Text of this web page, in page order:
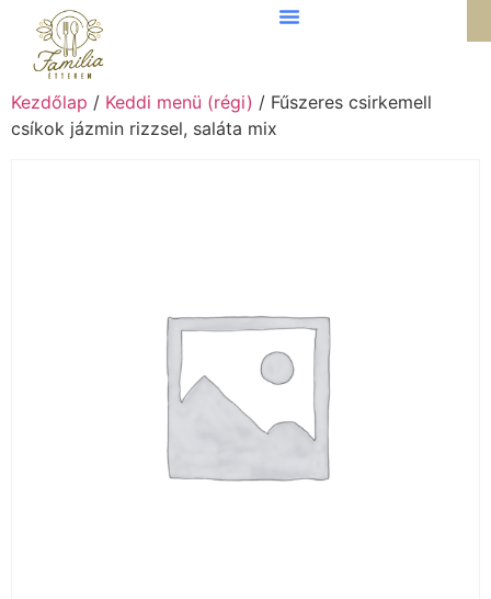
Kezdőlap / Keddi menü (régi) / Fűszeres csirkemell
csíkok jázmin rizzsel, saláta mix